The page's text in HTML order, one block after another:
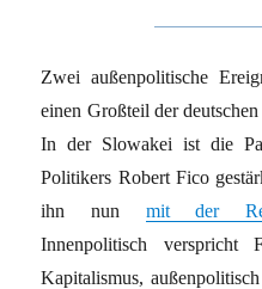
Zwei außenpolitische
einen Großteil der
In der Slowakei ist die
Politikers Robert Fico
ihn nun mit der
Innenpolitisch verspricht
Kapitalismus,